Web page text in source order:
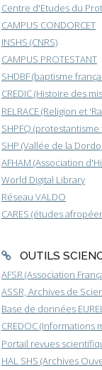
Centre d'Etudes du
CAMPUS CONDORCET
INSHS (CNRS)
CAMPUS PROTESTANT
SHDBF (baptisme
CREDIC (Histoire des
RELRACE (Religion et
SHPFQ
SHP (Vallée de la
AFHAM (Association
World Digital Library
Réseau VALDO
CARES (études
OUTILS
AFSR (Association
ASSR, Archives de
Base de données
CREDOC (Informations
Portail revues
HAL SHS (Archives